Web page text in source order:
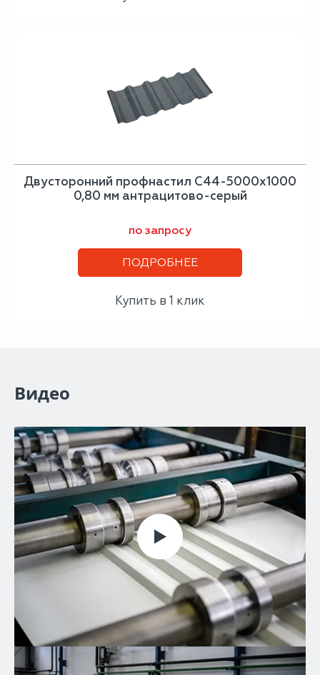
Двусторонний профнастил С44-5000х1000
0,80 мм антрацитово-серый
по запросу
ПОДРОБНЕЕ
Купить в 1 клик
Видео